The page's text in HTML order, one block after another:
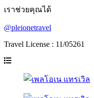
เราช่วยคุณได้
@pleionetravel
Travel License : 11/05261